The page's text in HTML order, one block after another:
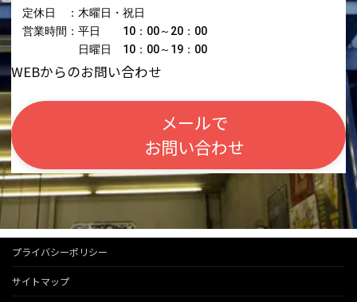
定休日 ：木曜日・祝日
営業時間：平日 10：00～20：00
日曜日 10：00～19：00
WEBからのお問い合わせ
メールで
お問い合わせ
プライバシーポリシー
サイトマップ